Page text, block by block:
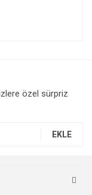
özel sürpriz
EKLE